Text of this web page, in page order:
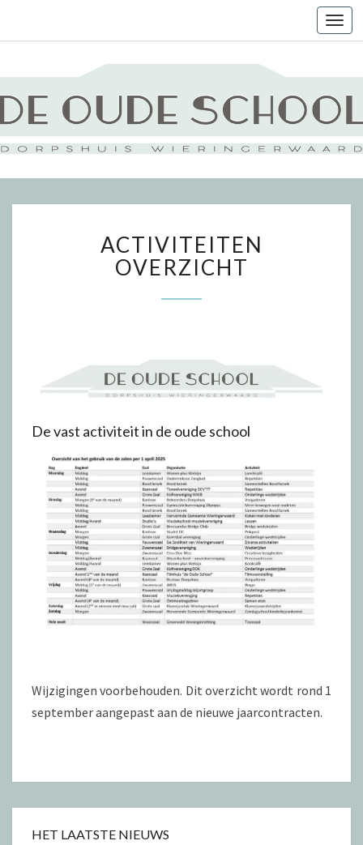
OVERZICHT
ACTIVITEITEN
OVERZICHT
De vast activiteit in de oude school
Wijzigingen voorbehouden. Dit overzicht wordt rond 1
september aangepast aan de nieuwe jaarcontracten.
HET LAATSTE NIEUWS